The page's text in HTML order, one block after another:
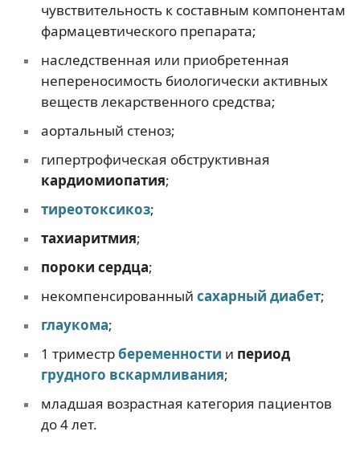
чувствительность к составным компонентам
фармацевтического препарата;
наследственная или приобретенная
непереносимость биологически активных
веществ лекарственного средства;
аортальный стеноз;
гипертрофическая обструктивная
кардиомиопатия;
тиреотоксикоз;
тахиаритмия;
пороки сердца;
некомпенсированный сахарный диабет;
глаукома;
1 триместрбеременности и период
грудного вскармливания;
младшая возрастная категория пациентов
до 4 лет.